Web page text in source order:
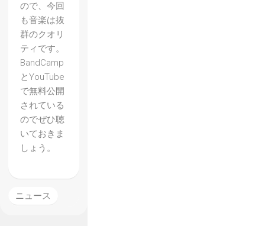
ので、今回
も音楽は抜
群のクオリ
ティです。
BandCamp
とYouTube
で無料公開
されている
のでぜひ聴
いておきま
しょう。
ニュース
【Goat
Simula
tor】
1.1パ
ッチの